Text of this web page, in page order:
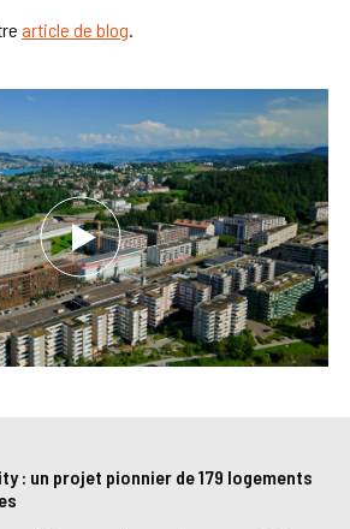
article de blog
: un projet pionnier de 179 logements